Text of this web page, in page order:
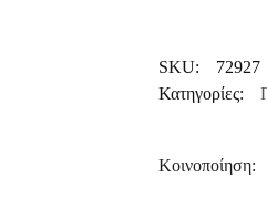
SKU:
72927
Κατηγορίες:
Κοινοποίηση: